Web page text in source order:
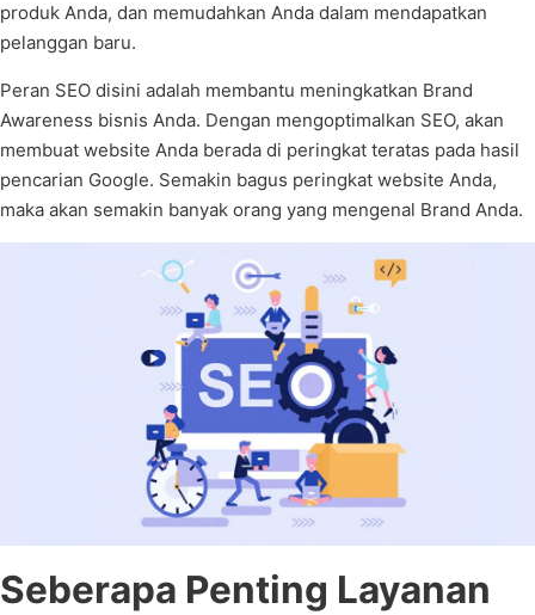
produk Anda, dan memudahkan Anda dalam mendapatkan
pelanggan baru.
Peran SEO disini adalah membantu meningkatkan Brand
Awareness bisnis Anda. Dengan mengoptimalkan SEO, akan
membuat website Anda berada di peringkat teratas pada hasil
pencarian Google. Semakin bagus peringkat website Anda,
maka akan semakin banyak orang yang mengenal Brand Anda.
Seberapa Penting Layanan